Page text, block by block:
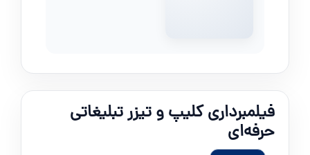
فیلمبرداری کلیپ و تیزر تبلیغاتی
حرفه‌ای